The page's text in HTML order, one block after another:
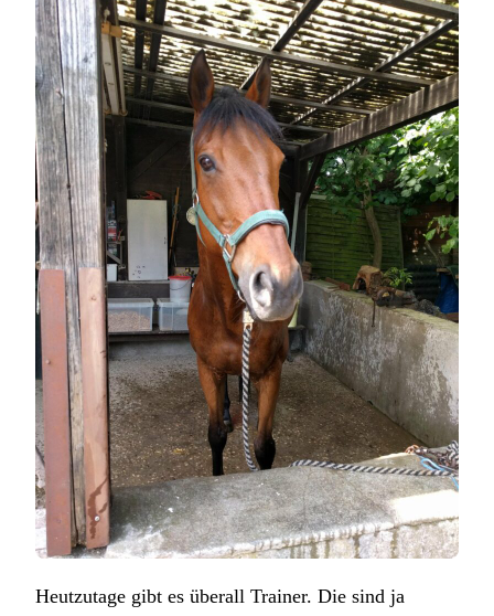
Heutzutage gibt es überall Trainer. Die sind ja